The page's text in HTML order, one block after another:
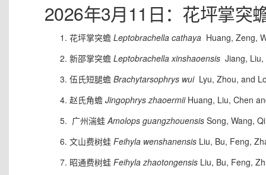
2026年3月11日：花坪掌突
花坪掌突蟾 Leptobrachella cathaya Huang, Zeng,
新邵掌突蟾 Leptobrachella xinshaoensis Jiang,
伍氏短腿蟾 Brachytarsophrys wui Lyu, Zhou, and
赵氏角蟾 Jingophrys zhaoermii Huang, Liu, Chen
广州湍蛙Amolops guangzhouensis Song, Wang,
文山费树蛙 Feihyla wenshanensis Liu, Bu, Feng,
昭通费树蛙 Feihyla zhaotongensis Liu, Bu, Feng,